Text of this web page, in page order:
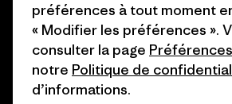
© 2026 Patagonia, Inc. All Rights Reserved.
préférences à tout moment
« Modifier les préférences ».
consulter la page
notre Politique de
d’informations.